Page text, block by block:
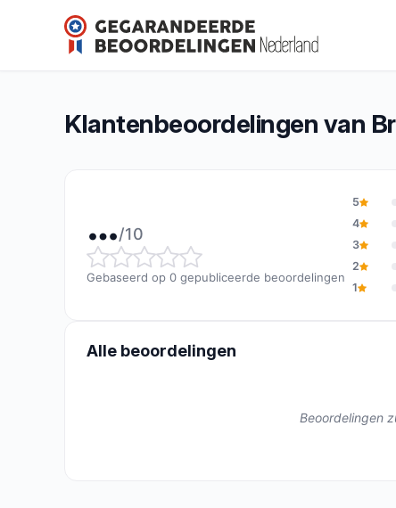
Bragard France
Algemene beoordeling: … van 10
…/10(0 beoordelingen)
Klantenbeoordelingen van
…/10
Algemene beoordeling: …
Gebaseerd op 0 gepubliceerde beoordelingen
5
4
3
2
1
Alle beoordelingen
Beoordelingen